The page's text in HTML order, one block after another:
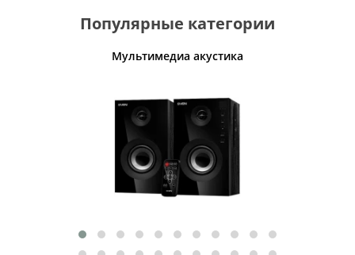
Популярные категории
Мультимедиа акустика